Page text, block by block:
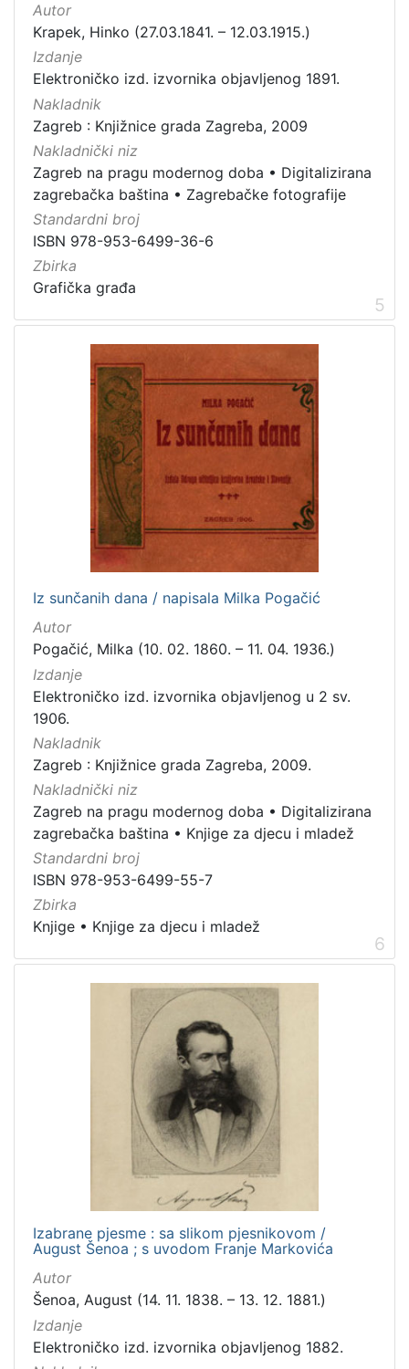
Autor
Krapek, Hinko (27.03.1841. – 12.03.1915.)
Izdanje
Elektroničko izd. izvornika objavljenog 1891.
Nakladnik
Zagreb : Knjižnice grada Zagreba, 2009
Nakladnički niz
Zagreb na pragu modernog doba • Digitalizirana
zagrebačka baština • Zagrebačke fotografije
Standardni broj
ISBN 978-953-6499-36-6
Zbirka
Grafička građa
5
Iz sunčanih dana / napisala Milka Pogačić
Autor
Pogačić, Milka (10. 02. 1860. – 11. 04. 1936.)
Izdanje
Elektroničko izd. izvornika objavljenog u 2 sv.
1906.
Nakladnik
Zagreb : Knjižnice grada Zagreba, 2009.
Nakladnički niz
Zagreb na pragu modernog doba • Digitalizirana
zagrebačka baština • Knjige za djecu i mladež
Standardni broj
ISBN 978-953-6499-55-7
Zbirka
Knjige • Knjige za djecu i mladež
6
Izabrane pjesme : sa slikom pjesnikovom /
August Šenoa ; s uvodom Franje Markovića
Autor
Šenoa, August (14. 11. 1838. – 13. 12. 1881.)
Izdanje
Elektroničko izd. izvornika objavljenog 1882.